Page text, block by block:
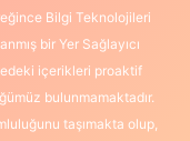
Bilgi Teknolojileri
bir Yer Sağlayıcı
içerikleri proaktif
bulunmamaktadır.
taşımakta olup,